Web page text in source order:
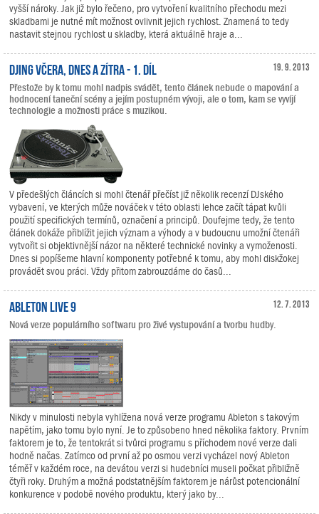
vyšší nároky. Jak již bylo řečeno, pro vytvoření kvalitního přechodu mezi
skladbami je nutné mít možnost ovlivnit jejich rychlost. Znamená to tedy
nastavit stejnou rychlost u skladby, která aktuálně hraje a...
19. 9. 2013
DJing včera, dnes a zítra - 1. díl
Přestože by k tomu mohl nadpis svádět, tento článek nebude o mapování a
hodnocení taneční scény a jejím postupném vývoji, ale o tom, kam se vyvíjí
technologie a možnosti práce s muzikou.
V předešlých článcích si mohl čtenář přečíst již několik recenzí DJského
vybavení, ve kterých může nováček v této oblasti lehce začít tápat kvůli
použití specifických termínů, označení a principů. Doufejme tedy, že tento
článek dokáže přiblížit jejich význam a výhody a v budoucnu umožní čtenáři
vytvořit si objektivnější názor na některé technické novinky a vymoženosti.
Dnes si popíšeme hlavní komponenty potřebné k tomu, aby mohl diskžokej
provádět svou práci. Vždy přitom zabrouzdáme do časů...
12. 7. 2013
Ableton Live 9
Nová verze populárního softwaru pro živé vystupování a tvorbu hudby.
Nikdy v minulosti nebyla vyhlížena nová verze programu Ableton s takovým
napětím, jako tomu bylo nyní. Je to způsobeno hned několika faktory. Prvním
faktorem je to, že tentokrát si tvůrci programu s příchodem nové verze dali
hodně načas. Zatímco od první až po osmou verzi vycházel nový Ableton
téměř v každém roce, na devátou verzi si hudebníci museli počkat přibližně
čtyři roky. Druhým a možná podstatnějším faktorem je nárůst potencionální
konkurence v podobě nového produktu, který jako by...